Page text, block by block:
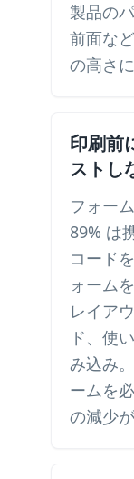
製品の
前面な
の高さ
印刷前
ストし
フォー
89% は
コード
ォーム
レイア
ド、使
み込み
ームを
の減少